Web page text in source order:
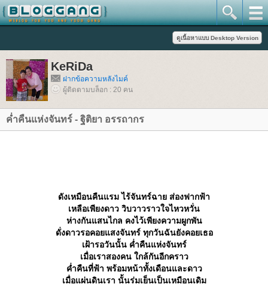
KeRiDa
ฝากข้อความหลังไมค์
ผู้ติดตามบล็อก : 20 คน
ค่ำคืนแห่งจันทร์ - ฐิติยา อรรถากร
ดังเหมือนคืนแรม ไร้จันทร์ฉาย ส่องฟากฟ้า
เหลือเพียงดาว วิบวาวราวใจไหวหวั่น
ห่างกันแสนไกล คงไว้เพียงความผูกพัน
ดั่งดาวรอคอยแสงจันทร์ ทุกวันฉันยังคอยเธอ
เฝ้ารอวันนั้น ค่ำคืนแห่งจันทร์
เมื่อเราสองคน ใกล้กันอีกคราว
ค่ำคืนที่ฟ้า พร้อมหน้าทั้งเดือนและดาว
เมื่อแผ่นดินเรา นั้นร่มเย็นเป็นเหมือนเดิม